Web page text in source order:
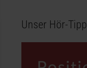
Unser Hör-Tipp